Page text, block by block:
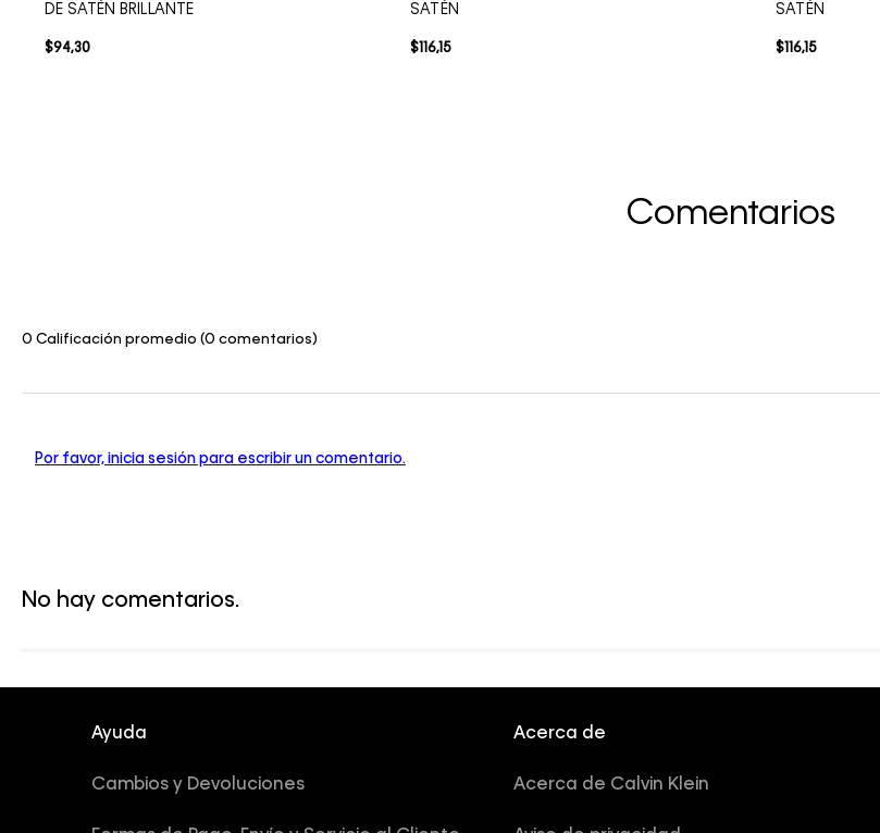
DE SATÉN BRILLANTE
$94,30
SATÉN
$116,15
SATÉN
$116,15
Comentarios
0 Calificación promedio (0 comentarios)
Por favor, inicia sesión para escribir un comentario.
No hay comentarios.
Ayuda
Cambios y Devoluciones
Acerca de
Acerca de Calvin Klein